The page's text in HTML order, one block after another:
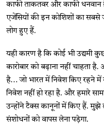
काफी ताकतवर और काफी
एजेंसियों की इन कोशिशों का सबसे
लोग हुए हैं.
यही कारण है कि कोई भी उद्यमी
कारोबार को बढ़ाना नहीं चाहता
है… जो भारत में निवेश किए रहने
निवेश नहीं हो रहा है. और हमारे
उन्होंने टैक्स कानूनों में किए हैं. मुझे
संशोधनों को वापस लेना पड़ेगा.